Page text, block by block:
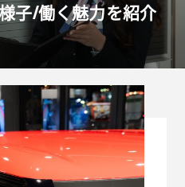
子/働く魅力を紹介